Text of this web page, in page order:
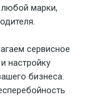
марки,
сервисное
настройку
бизнеса.